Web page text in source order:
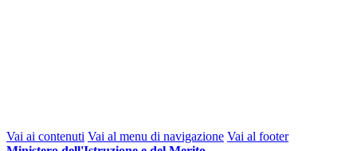
Vai ai contenuti Vai al menu di navigazione Vai al footer